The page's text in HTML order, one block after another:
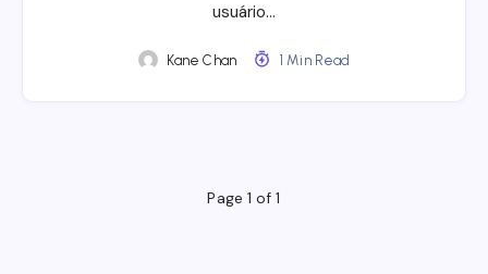
usuário…
Kane Chan 1 Min Read
Page 1 of 1